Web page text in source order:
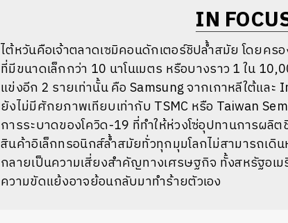
IN
ไต้หวันคือเจ้าตลาดเซมิคอนดักเตอร์ชิปล้ำสมัย โดยคร
ที่มีขนาดเล็กกว่า 10 นาโนเมตร หรือบางราว 1 ใน
แข่งอีก 2 รายเท่านั้น คือ Samsung จากเกาหลีใต้แล
ยังไม่มีศักยภาพเทียบเท่ากับ TSMC หรือ Taiwan
การระบาดของโควิด-19 ที่ทำให้ห่วงโซ่อุปทานการผลิ
สินค้าอิเล็กทรอนิกส์ล้ำสมัยทั่วทุกมุมโลกไม่สามารถเดิ
กลายเป็นความเสี่ยงสำคัญทางเศรษฐกิจ ทั้งสหรัฐอเม
ความขัดแย้งอาจย้อนกลับมาทำร้ายตัวเอง